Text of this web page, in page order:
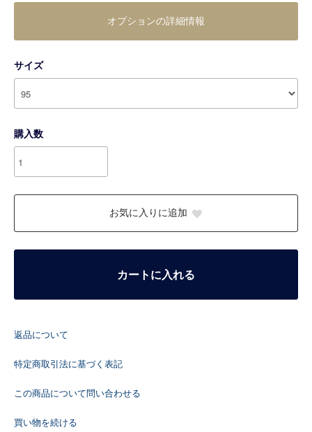
オプションの詳細情報
サイズ
購入数
お気に入りに追加
カートに入れる
返品について
特定商取引法に基づく表記
この商品について問い合わせる
買い物を続ける